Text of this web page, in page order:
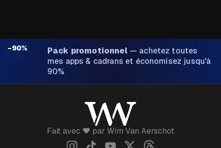
−90% Pack promotionnel — achetez toutes
mes apps & cadrans et économisez jusqu'à
90%
Fait avec ❤️ par Wim Van Aerschot